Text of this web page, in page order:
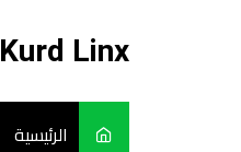
Kurd Linx
الرئيسية